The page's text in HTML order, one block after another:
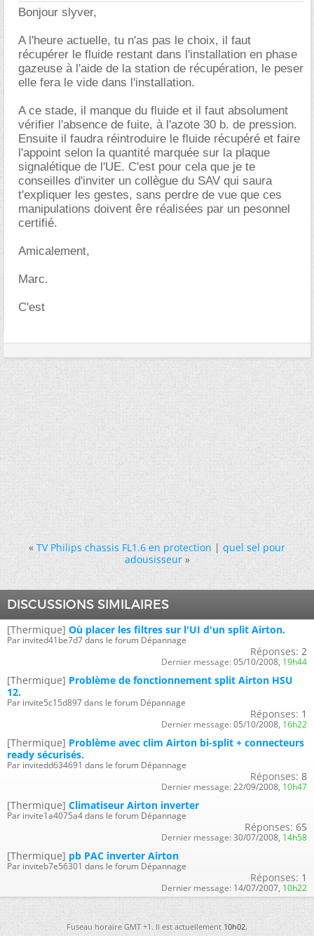
Bonjour slyver,
A l'heure actuelle, tu n'as pas le choix, il faut
récupérer le fluide restant dans l'installation en phase
gazeuse à l'aide de la station de récupération, le peser
elle fera le vide dans l'installation.
A ce stade, il manque du fluide et il faut absolument
vérifier l'absence de fuite, à l'azote 30 b. de pression.
Ensuite il faudra réintroduire le fluide récupéré et faire
l'appoint selon la quantité marquée sur la plaque
signalétique de l'UE. C'est pour cela que je te
conseilles d'inviter un collègue du SAV qui saura
t'expliquer les gestes, sans perdre de vue que ces
manipulations doivent êre réalisées par un pesonnel
certifié.
Amicalement,
Marc.
C'est
« TV Philips chassis FL1.6 en protection|quel sel pour
adousisseur »
DISCUSSIONS SIMILAIRES
[Thermique] Où placer les filtres sur l'UI d'un split Airton.
Par invited41be7d7 dans le forum Dépannage
Réponses: 2
Dernier message: 05/10/2008, 19h44
[Thermique] Problème de fonctionnement split Airton HSU
12.
Par invite5c15d897 dans le forum Dépannage
Réponses: 1
Dernier message: 05/10/2008, 16h22
[Thermique] Problème avec clim Airton bi-split + connecteurs
ready sécurisés.
Par invitedd634691 dans le forum Dépannage
Réponses: 8
Dernier message: 22/09/2008, 10h47
[Thermique] Climatiseur Airton inverter
Par invite1a4075a4 dans le forum Dépannage
Réponses: 65
Dernier message: 30/07/2008, 14h58
[Thermique] pb PAC inverter Airton
Par inviteb7e56301 dans le forum Dépannage
Réponses: 1
Dernier message: 14/07/2007, 10h22
Fuseau horaire GMT +1. Il est actuellement10h02.